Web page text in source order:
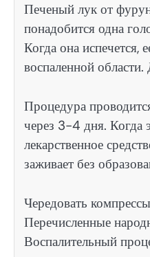
Печеный лук от
понадобится одна
Когда она испечется,
воспаленной
Процедура
через 3-4 дня. Когда
лекарственное
заживает без
Чередовать
Перечисленные
Воспалительный